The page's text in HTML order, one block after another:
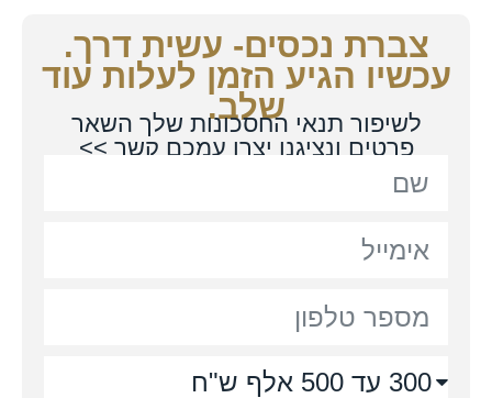
צברת נכסים- עשית דרך.
עכשיו הגיע הזמן לעלות עוד
שלב.
לשיפור תנאי החסכונות שלך השאר
פרטים ונציגנו יצרו עמכם קשר >>